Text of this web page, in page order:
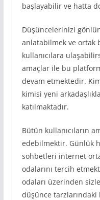
başlayabilir ve hatta
Düşüncelerinizi
anlatabilmek ve ortak
kullanıcılara
amaçlar ile bu
devam etmektedir.
kimisi yeni
katılmaktadır.
Bütün kullanıcıların
edebilmektir. Günlük
sohbetleri internet
odalarını tercih
odaları üzerinden
düşünce tarzlarındaki